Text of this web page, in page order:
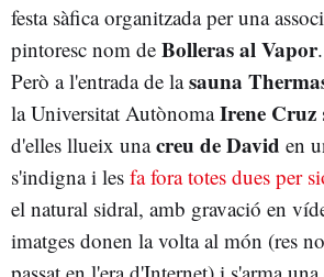
festa sàfica organitzada per una
pintoresc nom de Bolleras al Vapor
Però a l'entrada de lasauna
la Universitat AutònomaIrene Cruz
d'elles llueix unacreu de David en
s'indigna i les fa fora totes dues per
el natural sidral, amb gravació en
imatges donen la volta al món (res